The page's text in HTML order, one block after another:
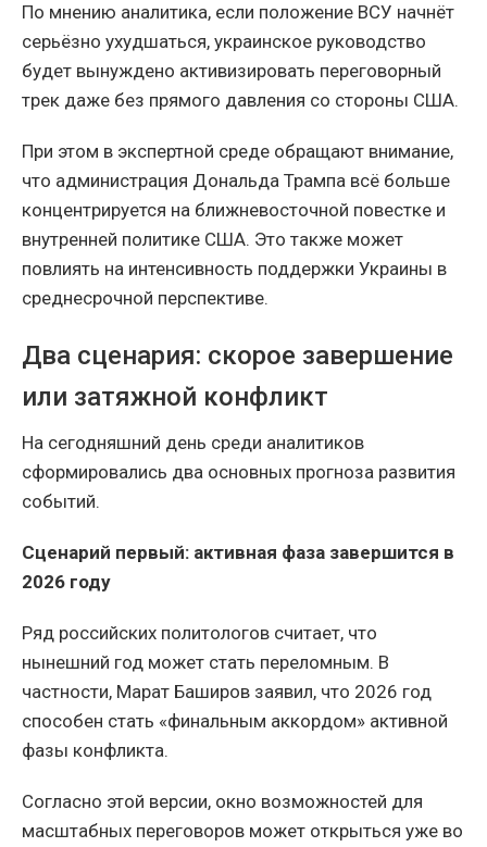
По мнению аналитика, если положение ВСУ начнёт
серьёзно ухудшаться, украинское руководство
будет вынуждено активизировать переговорный
трек даже без прямого давления со стороны США.
При этом в экспертной среде обращают внимание,
что администрация Дональда Трампа всё больше
концентрируется на ближневосточной повестке и
внутренней политике США. Это также может
повлиять на интенсивность поддержки Украины в
среднесрочной перспективе.
Два сценария: скорое завершение
или затяжной конфликт
На сегодняшний день среди аналитиков
сформировались два основных прогноза развития
событий.
Сценарий первый: активная фаза завершится в
2026 году
Ряд российских политологов считает, что
нынешний год может стать переломным. В
частности, Марат Баширов заявил, что 2026 год
способен стать «финальным аккордом» активной
фазы конфликта.
Согласно этой версии, окно возможностей для
масштабных переговоров может открыться уже во